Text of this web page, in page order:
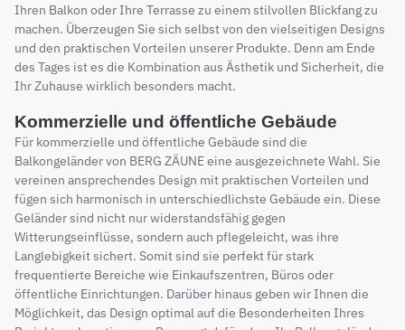
Ihren Balkon oder Ihre Terrasse zu einem stilvollen Blickfang zu
machen. Überzeugen Sie sich selbst von den vielseitigen Designs
und den praktischen Vorteilen unserer Produkte. Denn am Ende
des Tages ist es die Kombination aus Ästhetik und Sicherheit, die
Ihr Zuhause wirklich besonders macht.
Kommerzielle und öffentliche Gebäude
Für kommerzielle und öffentliche Gebäude sind die
Balkongeländer von BERG ZÄUNE eine ausgezeichnete Wahl. Sie
vereinen ansprechendes Design mit praktischen Vorteilen und
fügen sich harmonisch in unterschiedlichste Gebäude ein. Diese
Geländer sind nicht nur widerstandsfähig gegen
Witterungseinflüsse, sondern auch pflegeleicht, was ihre
Langlebigkeit sichert. Somit sind sie perfekt für stark
frequentierte Bereiche wie Einkaufszentren, Büros oder
öffentliche Einrichtungen. Darüber hinaus geben wir Ihnen die
Möglichkeit, das Design optimal auf die Besonderheiten Ihres